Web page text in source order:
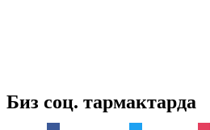
Биз соц. тармактарда